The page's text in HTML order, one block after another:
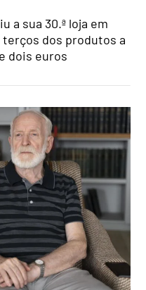
a sua 30.ª loja em
dos produtos a
dois euros